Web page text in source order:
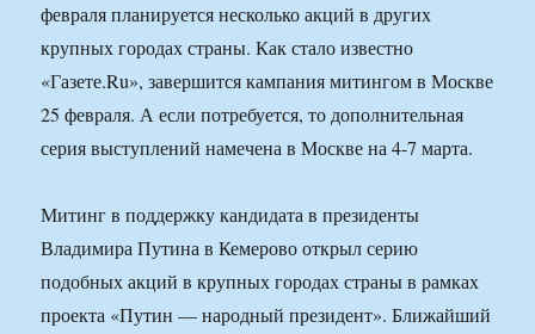
февраля планируется несколько акций в других
крупных городах страны. Как стало известно
«Газете.Ru», завершится кампания митингом в Москве
25 февраля. А если потребуется, то дополнительная
серия выступлений намечена в Москве на 4-7 марта.
Митинг в поддержку кандидата в президенты
Владимира Путина в Кемерово открыл серию
подобных акций в крупных городах страны в рамках
проекта «Путин — народный президент». Ближайший